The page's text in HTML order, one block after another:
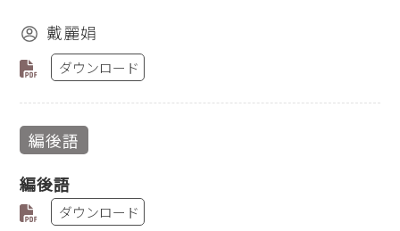
戴麗娟
ダウンロード
編後語
編後語
ダウンロード